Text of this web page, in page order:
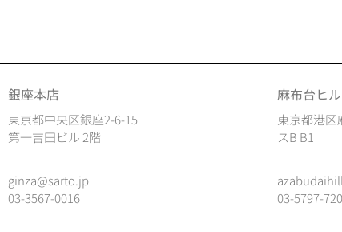
銀座本店
東京都中央区銀座2-6-15
第一吉田ビル 2階
ginza@sarto.jp
03-3567-0016
麻布台ヒ
東京都港区
スB B1
03-5797-